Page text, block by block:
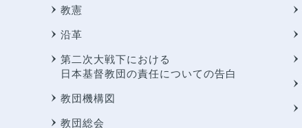
教憲
沿革
第二次大戦下における
日本基督教団の責任についての告白
教団機構図
教団総会